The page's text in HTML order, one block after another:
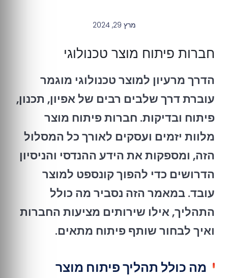
מרץ 29, 2024
חברות פיתוח מוצר טכנולוגי
הדרך מרעיון למוצר טכנולוגי מוגמר
עוברת דרך שלבים רבים של אפיון, תכנון,
פיתוח ובדיקות. חברות פיתוח מוצר
מלוות יזמים ועסקים לאורך כל המסלול
הזה, ומספקות את הידע ההנדסי והניסיון
הדרושים כדי להפוך קונספט למוצר
עובד. במאמר הזה נסביר מה כולל
התהליך, אילו שירותים מציעות החברות
ואיך לבחור שותף פיתוח מתאים.
מה כולל תהליך פיתוח מוצר